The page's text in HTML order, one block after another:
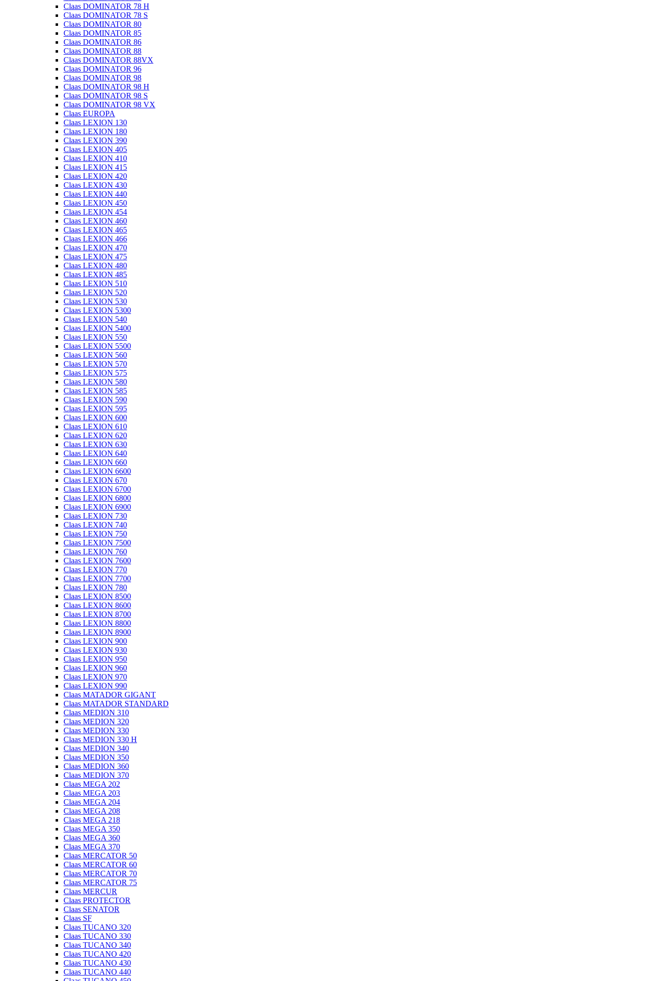
Claas DOMINATOR 78 H
Claas DOMINATOR 78 S
Claas DOMINATOR 80
Claas DOMINATOR 85
Claas DOMINATOR 86
Claas DOMINATOR 88
Claas DOMINATOR 88VX
Claas DOMINATOR 96
Claas DOMINATOR 98
Claas DOMINATOR 98 H
Claas DOMINATOR 98 S
Claas DOMINATOR 98 VX
Claas EUROPA
Claas LEXION 130
Claas LEXION 180
Claas LEXION 390
Claas LEXION 405
Claas LEXION 410
Claas LEXION 415
Claas LEXION 420
Claas LEXION 430
Claas LEXION 440
Claas LEXION 450
Claas LEXION 454
Claas LEXION 460
Claas LEXION 465
Claas LEXION 466
Claas LEXION 470
Claas LEXION 475
Claas LEXION 480
Claas LEXION 485
Claas LEXION 510
Claas LEXION 520
Claas LEXION 530
Claas LEXION 5300
Claas LEXION 540
Claas LEXION 5400
Claas LEXION 550
Claas LEXION 5500
Claas LEXION 560
Claas LEXION 570
Claas LEXION 575
Claas LEXION 580
Claas LEXION 585
Claas LEXION 590
Claas LEXION 595
Claas LEXION 600
Claas LEXION 610
Claas LEXION 620
Claas LEXION 630
Claas LEXION 640
Claas LEXION 660
Claas LEXION 6600
Claas LEXION 670
Claas LEXION 6700
Claas LEXION 6800
Claas LEXION 6900
Claas LEXION 730
Claas LEXION 740
Claas LEXION 750
Claas LEXION 7500
Claas LEXION 760
Claas LEXION 7600
Claas LEXION 770
Claas LEXION 7700
Claas LEXION 780
Claas LEXION 8500
Claas LEXION 8600
Claas LEXION 8700
Claas LEXION 8800
Claas LEXION 8900
Claas LEXION 900
Claas LEXION 930
Claas LEXION 950
Claas LEXION 960
Claas LEXION 970
Claas LEXION 990
Claas MATADOR GIGANT
Claas MATADOR STANDARD
Claas MEDION 310
Claas MEDION 320
Claas MEDION 330
Claas MEDION 330 H
Claas MEDION 340
Claas MEDION 350
Claas MEDION 360
Claas MEDION 370
Claas MEGA 202
Claas MEGA 203
Claas MEGA 204
Claas MEGA 208
Claas MEGA 218
Claas MEGA 350
Claas MEGA 360
Claas MEGA 370
Claas MERCATOR 50
Claas MERCATOR 60
Claas MERCATOR 70
Claas MERCATOR 75
Claas MERCUR
Claas PROTECTOR
Claas SENATOR
Claas SF
Claas TUCANO 320
Claas TUCANO 330
Claas TUCANO 340
Claas TUCANO 420
Claas TUCANO 430
Claas TUCANO 440